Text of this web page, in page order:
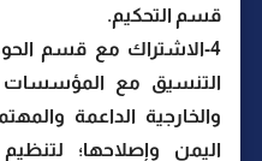
قسم التحكيم.
4-الاشتراك مع قسم
التنسيق مع المؤسسات
والخارجية الداعمة
اليمن وإصلاحها؛